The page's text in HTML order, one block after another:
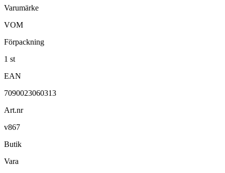
Varumärke
VOM
Förpackning
1 st
EAN
7090023060313
Art.nr
v867
Butik
Vara